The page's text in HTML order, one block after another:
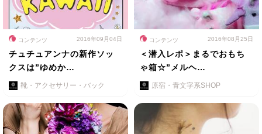
コンテンツ 2016年09月04日
チュチュアンナの新作ソッ
クスは”ゆめか…
靴・アクセサリー・バック
コンテンツ 2016年08月25日
＜潜入レポ＞まるでおもち
ゃ箱☆”メルヘ…
原宿・青文字系SHOP